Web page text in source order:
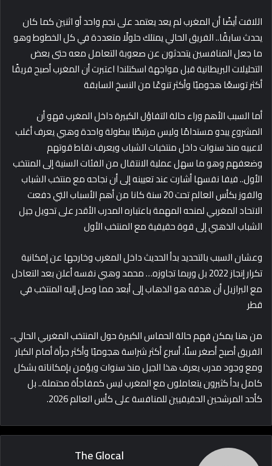
اللافت أيضًا أن المغرب لم يعد يعتمد على نجم واحد أو اثنين كما كان
يحدث سابقًا.. الفريق الحالي يمتلك حلولًا متعددة في كل الخطوط وهو
ما جعل المنافسين يتحدثون عن صعوبة التعامل معه حتى بعض
التحليلات البريطانية قبل مواجهة اسكتلندا اعتبرت أن المغرب أصبح فريقًا
أكثر توسعًا هجوميًا وأكثر تنوعًا من النسخ السابقة
أما السبب الأهم وراء حالة التفاؤل الكبيرة داخل المغرب فهو أن
المشروع يبدو مستدامًا وليس مرتبطًا ببطولة واحدة وهبي يعرف أغلب
لاعبيه منذ سنوات داخل منتخبات الشباب ويعرف نقاط قوتهم
وضعفهم وهو ما سهل عملية الانتقال من الفئات السنية إلى المنتخب
الأول.. فيفا نفسها أشارت عند تعيينه إلى أن نجاحه مع منتخب الشباب
والفوز بكأس العالم تحت 20 سنة كانا من أهم الأسباب التي دفعت
الاتحاد المغربي لمنحه المهمة باعتباره المدرب الأقدر على تحويل جيل
الشباب الذهبي إلى قوة حقيقية مع المنتخب الأول
وعشان السبب بالتحديد بدأ الحديث داخل المغرب وخارجها عن إمكانية
تكرار إنجاز 2022 بل وربما تجاوزه… محمد وهبي نفسه أعلن بعد التعادل
مع البرازيل أن هدفه هو الذهاب إلى أبعد مما وصل إليه المنتخب في
قطر
من هنا يمكن فهم حالة الحماس الكبيرة حول المنتخب المغربي الحالي..
الفريق أصبح أصغر سنًا، أسرع أكثر شراسة هجوميًا وأكثر جرأة أمام الكبار
ومع وجود مدرب يعرف هذا الجيل منذ سنوات ويؤمن بإمكاناته بشكل
كامل بدأ كثيرون يتعاملون مع المغرب ليس كمفاجأة محتملة.. بل
كأحد المرشحين الحقيقيين للمنافسة على كأس العالم 2026.
The Glocal